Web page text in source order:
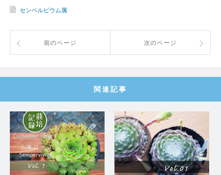
センペルビウム属
前のページ 次のページ
関連記事